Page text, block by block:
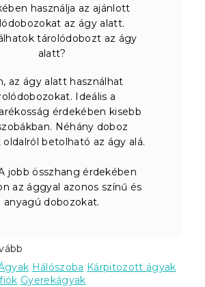
használja az ajánlott
az ágy alatt.
tárolódobozt az ágy
alatt?
az ágy alatt használhat
Ideális a
érdekében kisebb
Néhány doboz
betolható az ágy alá.
jobb összhang érdekében
az ággyal azonos színű és
anyagú dobozokat.
Hálószoba Kárpitozott ágyak
Gyerekágyak